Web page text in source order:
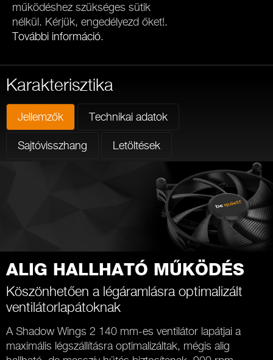
működéshez szükséges sütik
nélkül. Kérjük, engedélyezd őket!.
További információ.
Karakterisztika
Jellemzők Technikai adatok
Sajtóvisszhang Letöltések
ALIG HALLHATÓ MŰKÖDÉS
Köszönhetően a légáramlásra optimalizált
ventilátorlapátoknak
A Shadow Wings 2 140 mm-es ventilátor lapátjai a
maximális légszállításra optimalizáltak, mégis alig